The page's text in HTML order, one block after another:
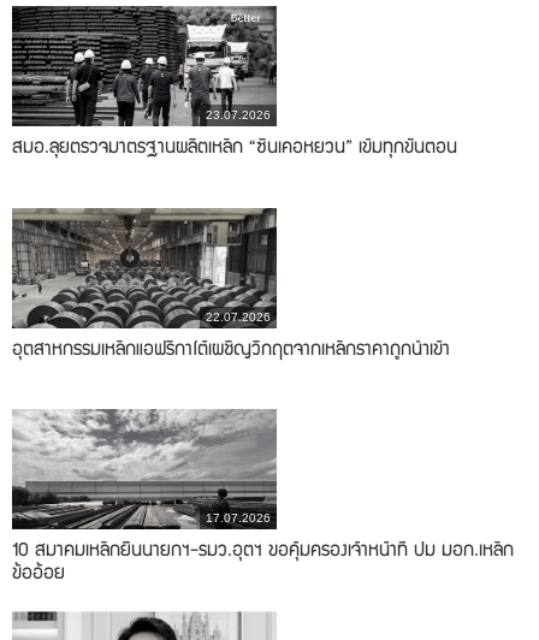
23.07.2026
สมอ.ลุยตรวจมาตรฐานผลิตเหล็ก “ซินเคอหยวน” เข้มทุกขั้นตอน
22.07.2026
อุตสาหกรรมเหล็กแอฟริกาใต้เผชิญวิกฤตจากเหล็กราคาถูกนำเข้า
17.07.2026
10 สมาคมเหล็กยื่นนายกฯ-รมว.อุตฯ ขอคุ้มครองเจ้าหน้าที่ ปม มอก.เหล็ก
ข้ออ้อย